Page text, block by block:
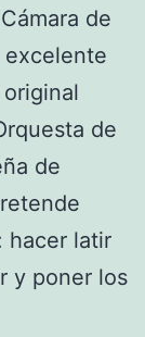
de
excelente
de
de
hacer latir
y poner los